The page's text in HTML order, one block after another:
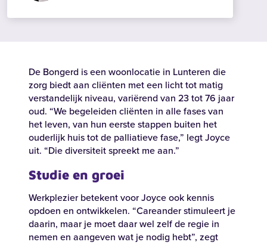
De Bongerd is een woonlocatie in Lunteren die
zorg biedt aan cliënten met een licht tot matig
verstandelijk niveau, variërend van 23 tot 76 jaar
oud. “We begeleiden cliënten in alle fases van
het leven, van hun eerste stappen buiten het
ouderlijk huis tot de palliatieve fase,” legt Joyce
uit. “Die diversiteit spreekt me aan.”
Studie en groei
Werkplezier betekent voor Joyce ook kennis
opdoen en ontwikkelen. “Careander stimuleert je
daarin, maar je moet daar wel zelf de regie in
nemen en aangeven wat je nodig hebt”, zegt